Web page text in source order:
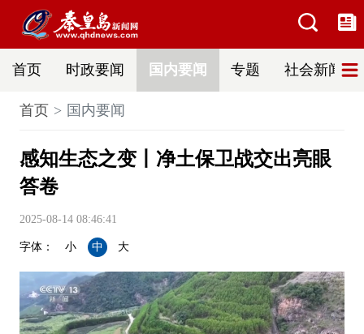
首页 时政要闻 国内要闻 专题 社会新闻
首页 国内要闻
感知生态之变丨净土保卫战交出亮眼
答卷
2025-08-14 08:46:41
字体： 小 中 大